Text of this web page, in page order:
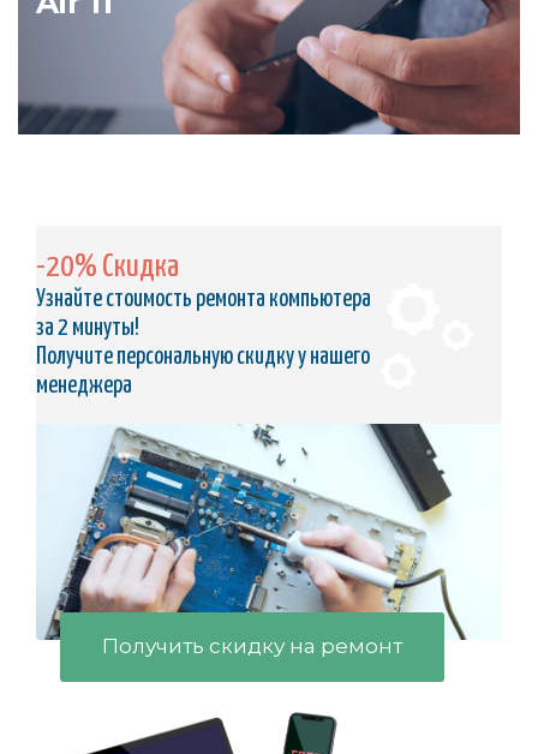
-20% Скидка
Узнайте стоимость ремонта компьютера
за 2 минуты!
Получите персональную скидку у нашего
менеджера
Получить скидку на ремонт